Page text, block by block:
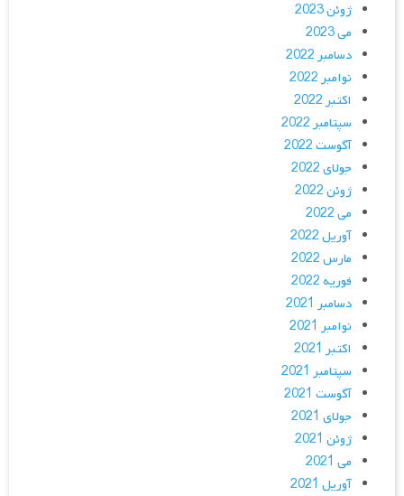
ژوئن 2023
می 2023
دسامبر 2022
نوامبر 2022
اکتبر 2022
سپتامبر 2022
آگوست 2022
جولای 2022
ژوئن 2022
می 2022
آوریل 2022
مارس 2022
فوریه 2022
دسامبر 2021
نوامبر 2021
اکتبر 2021
سپتامبر 2021
آگوست 2021
جولای 2021
ژوئن 2021
می 2021
آوریل 2021